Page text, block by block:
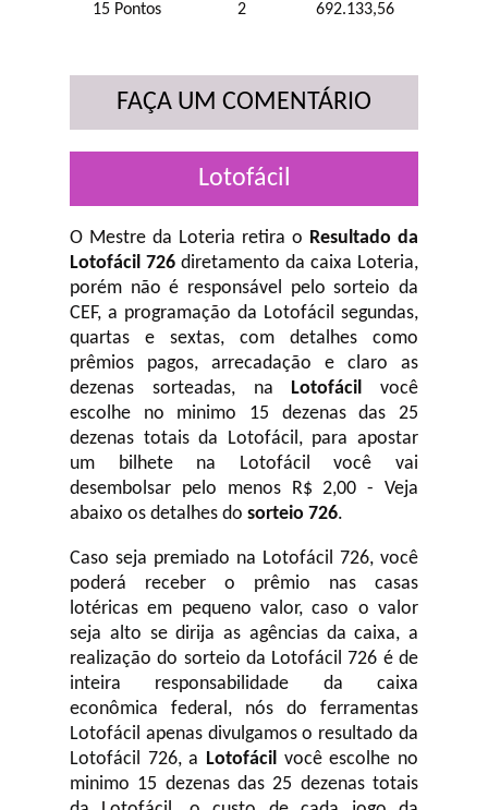
15 Pontos
2 692.133,56
FAÇA UM COMENTÁRIO
Lotofácil
O Mestre da Loteria retira o Resultado da
Lotofácil 726 diretamento da caixa Loteria,
porém não é responsável pelo sorteio da
CEF, a programação da Lotofácil segundas,
quartas e sextas, com detalhes como
prêmios pagos, arrecadação e claro as
dezenas sorteadas, na Lotofácil você
escolhe no minimo 15 dezenas das 25
dezenas totais da Lotofácil, para apostar
um bilhete na Lotofácil você vai
desembolsar pelo menos R$ 2,00 - Veja
abaixo os detalhes do sorteio 726.
Caso seja premiado na Lotofácil 726, você
poderá receber o prêmio nas casas
lotéricas em pequeno valor, caso o valor
seja alto se dirija as agências da caixa, a
realização do sorteio da Lotofácil 726 é de
inteira responsabilidade da caixa
econômica federal, nós do ferramentas
Lotofácil apenas divulgamos o resultado da
Lotofácil 726, a Lotofácil você escolhe no
minimo 15 dezenas das 25 dezenas totais